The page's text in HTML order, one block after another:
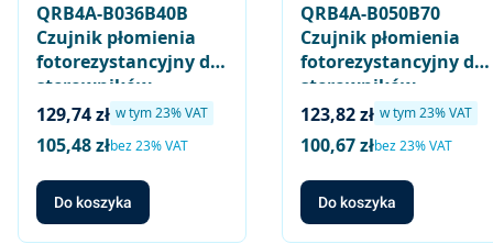
QRB4A-B036B40B
Czujnik płomienia
fotorezystancyjny do
sterowników
palników olejowych
małej mocy,
normalna czułość
(czarny), długość
kabla 36cm / 40mm,
wtykany
Cena brutto
129,74 zł w tym %s VAT
w tym23%VAT
Cena netto
105,48 złbez 23% VAT
Do koszyka
QRB4A-B050B70
Czujnik płomienia
fotorezystancyjny do
sterowników
palników olejowych
małej mocy,
normalna czułość
(czarny), długość
kabla 50cm / 70mm,
bez elementów
Cena brutto
123,82 zł w tym %s VAT
w tym23%VAT
Cena netto
100,67 złbez 23% VAT
Do koszyka